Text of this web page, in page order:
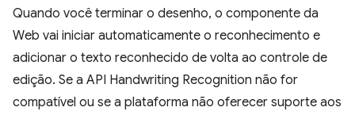
Quando você terminar o desenho, o componente da
Web vai iniciar automaticamente o reconhecimento e
adicionar o texto reconhecido de volta ao controle de
edição. Se a API Handwriting Recognition não for
compatível ou se a plataforma não oferecer suporte aos